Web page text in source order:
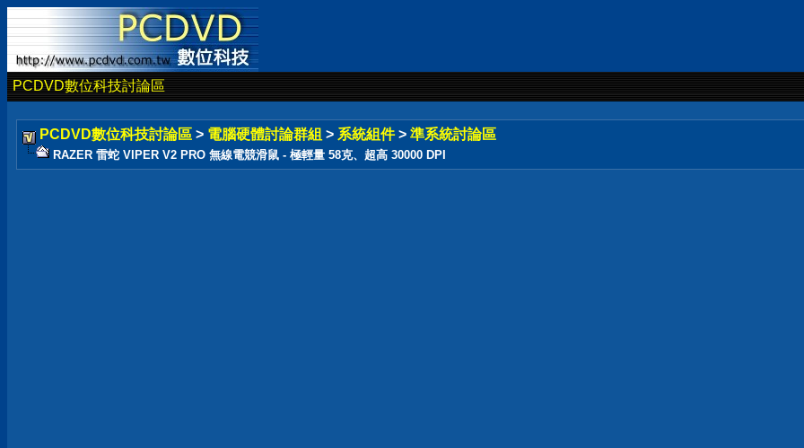
PCDVD數位科技討論區
PCDVD數位科技討論區 > 電腦硬體討論群組 > 系統組件 > 準系統討論區
RAZER 雷蛇 VIPER V2 PRO 無線電競滑鼠 - 極輕量 58克、超高 30000 DPI